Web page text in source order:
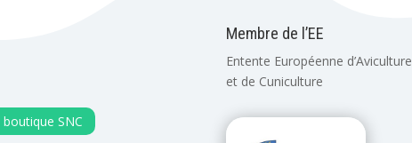
boutique SNC
Membre de l’EE
Entente Européenne d’Aviculture
et de Cuniculture